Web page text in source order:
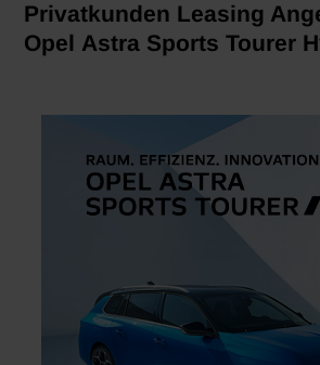
Privatkunden Leasing
Opel Astra Sports Tourer